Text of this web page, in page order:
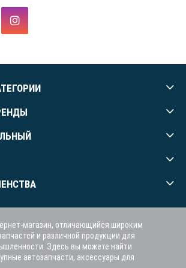
магазин, отличающийся широким
и различной продукции для
Здесь вы можете найти
автозапчасти, аксессуары для